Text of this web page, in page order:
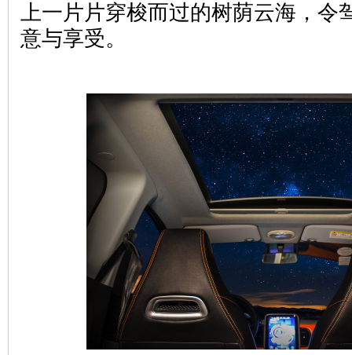
上一片片穿梭而过的树荫云海，令
意与享受。